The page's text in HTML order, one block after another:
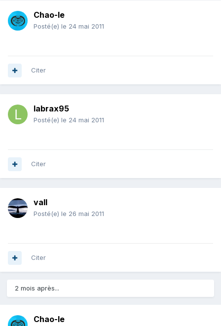
Chao-le
Posté(e) le 24 mai 2011
Citer
labrax95
Posté(e) le 24 mai 2011
Citer
vall
Posté(e) le 26 mai 2011
Citer
2 mois après...
Chao-le